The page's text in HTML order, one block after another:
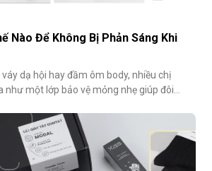
Nào Để Không Bị Phản Sáng Khi
váy dạ hội hay đầm ôm body, nhiều chị
như một lớp bảo vệ mỏng nhẹ giúp đôi
người gặp phải tình huống dở khóc dở
chiếu ánh sáng trắng loá trong ảnh, lộ rõ